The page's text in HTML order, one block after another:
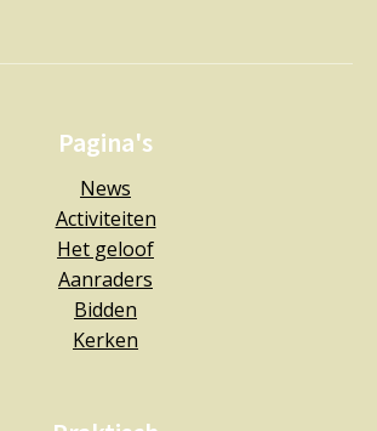
Pagina's
News
Activiteiten
Het geloof
Aanraders
Bidden
Kerken